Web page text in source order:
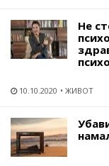
Не
10.10.2020 ЖИВОТ